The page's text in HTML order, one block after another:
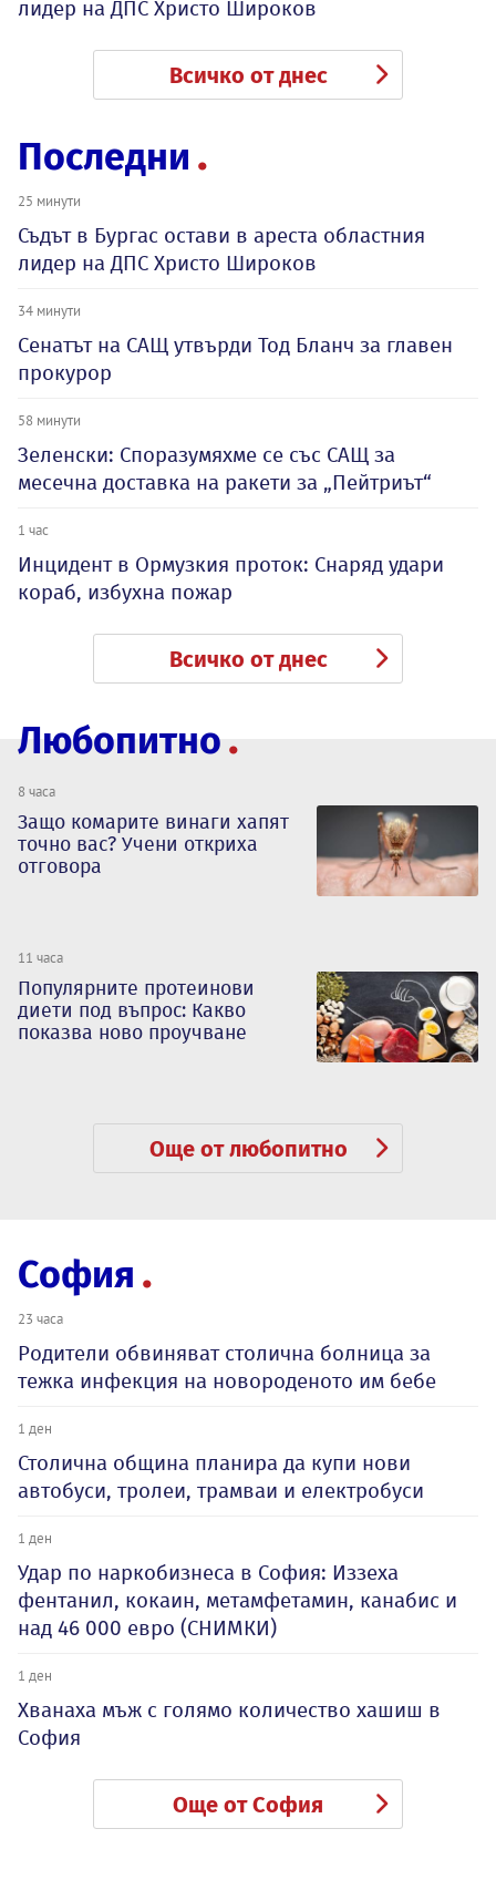
лидер на ДПС Христо Широков
Всичко от днес
Последни
25 минути
Съдът в Бургас остави в ареста областния
лидер на ДПС Христо Широков
34 минути
Сенатът на САЩ утвърди Тод Бланч за главен
прокурор
58 минути
Зеленски: Споразумяхме се със САЩ за
месечна доставка на ракети за „Пейтриът“
1 час
Инцидент в Ормузкия проток: Снаряд удари
кораб, избухна пожар
Всичко от днес
Любопитно
8 часа
Защо комарите винаги хапят
точно вас? Учени откриха
отговора
11 часа
Популярните протеинови
диети под въпрос: Какво
показва ново проучване
Още от любопитно
София
23 часа
Родители обвиняват столична болница за
тежка инфекция на новороденото им бебе
1 ден
Столична община планира да купи нови
автобуси, тролеи, трамваи и електробуси
1 ден
Удар по наркобизнеса в София: Иззеха
фентанил, кокаин, метамфетамин, канабис и
над 46 000 евро (СНИМКИ)
1 ден
Хванаха мъж с голямо количество хашиш в
София
Още от София